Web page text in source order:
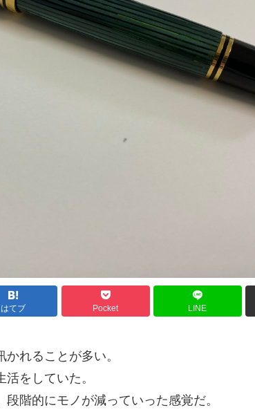
はてブ Pocket LINE
れることが多い。
をしていた。
階的にモノが減っていった感覚だ。